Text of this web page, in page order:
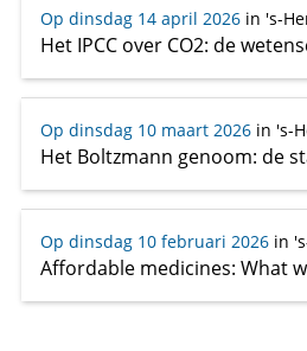
Op dinsdag 14 april 2026in 's-
Op dinsdag 10 maart 2026in 's-
Op dinsdag 10 februari 2026in